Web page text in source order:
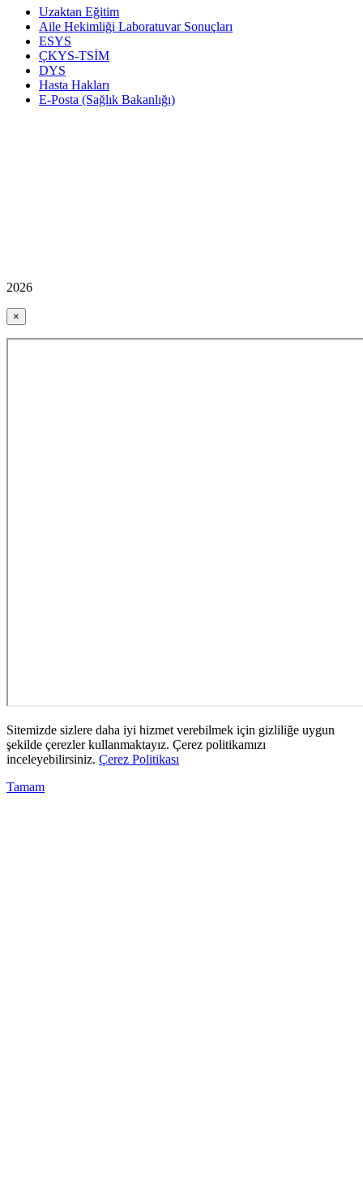
Uzaktan Eğitim
Aile Hekimliği Laboratuvar Sonuçları
ESYS
ÇKYS-TSİM
DYS
Hasta Hakları
E-Posta (Sağlık Bakanlığı)
2026
×
Sitemizde sizlere daha iyi hizmet verebilmek için gizliliğe uygun
şekilde çerezler kullanmaktayız. Çerez politikamızı
inceleyebilirsiniz. Çerez Politikası
Tamam